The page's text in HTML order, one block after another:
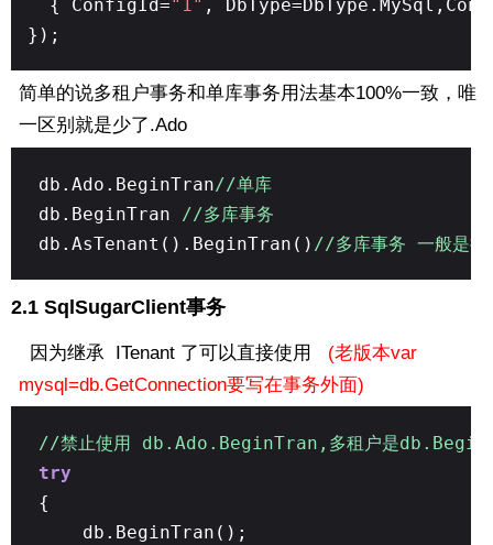
{ ConfigId="1" ,
});
简单的说多租户事务和单库事务用法基本100%一致，唯
一区别就是少了.Ado
db.Ado.BeginTran//单库
db.BeginTran //多库事务
db.AsTenant().BeginTran() //多库事务 一般是
2.1 SqlSugarClient事务
因为继承 ITenant 了可以直接使用
(老版本var
mysql=db.GetConnection要写在事务外面)
//禁止使用 db.Ado.BeginTran,多租户是
try
{
db.BeginTran();